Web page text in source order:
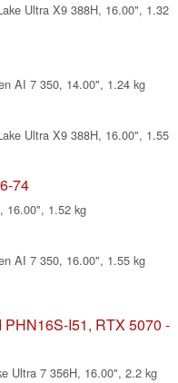
Ultra X9 388H, 16.00", 1.32
AI 7 350, 14.00", 1.24 kg
Ultra X9 388H, 16.00", 1.55
74
16.00", 1.52 kg
AI 7 350, 16.00", 1.55 kg
I51, RTX 5070 -
Ultra 7 356H, 16.00", 2.2 kg